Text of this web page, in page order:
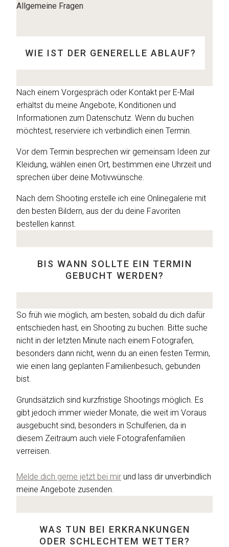
Allgemeine Fragen
WIE IST DER GENERELLE ABLAUF?
Nach einem Vorgespräch oder Kontakt per E-Mail
erhältst du meine Angebote, Konditionen und
Informationen zum Datenschutz. Wenn du buchen
möchtest, reserviere ich verbindlich einen Termin.
Vor dem Termin besprechen wir gemeinsam Ideen zur
Kleidung, wählen einen Ort, bestimmen eine Uhrzeit und
sprechen über deine Motivwünsche.
Nach dem Shooting erstelle ich eine Onlinegalerie mit
den besten Bildern, aus der du deine Favoriten
bestellen kannst.
BIS WANN SOLLTE EIN TERMIN
GEBUCHT WERDEN?
So früh wie möglich, am besten, sobald du dich dafür
entschieden hast, ein Shooting zu buchen. Bitte suche
nicht in der letzten Minute nach einem Fotografen,
besonders dann nicht, wenn du an einen festen Termin,
wie einen lang geplanten Familienbesuch, gebunden
bist.
Grundsätzlich sind kurzfristige Shootings möglich. Es
gibt jedoch immer wieder Monate, die weit im Voraus
ausgebucht sind, besonders in Schulferien, da in
diesem Zeitraum auch viele Fotografenfamilien
verreisen.
Melde dich gerne jetzt bei mir und lass dir unverbindlich
meine Angebote zusenden.
WAS TUN BEI ERKRANKUNGEN
ODER SCHLECHTEM WETTER?